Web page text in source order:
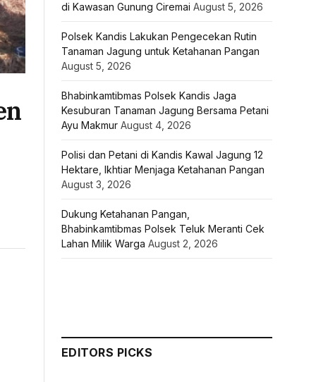
di Kawasan Gunung Ciremai August 5, 2026
Polsek Kandis Lakukan Pengecekan Rutin
Tanaman Jagung untuk Ketahanan Pangan
August 5, 2026
Bhabinkamtibmas Polsek Kandis Jaga
Kesuburan Tanaman Jagung Bersama Petani
Ayu Makmur August 4, 2026
Polisi dan Petani di Kandis Kawal Jagung 12
Hektare, Ikhtiar Menjaga Ketahanan Pangan
August 3, 2026
Dukung Ketahanan Pangan,
Bhabinkamtibmas Polsek Teluk Meranti Cek
Lahan Milik Warga August 2, 2026
EDITORS PICKS